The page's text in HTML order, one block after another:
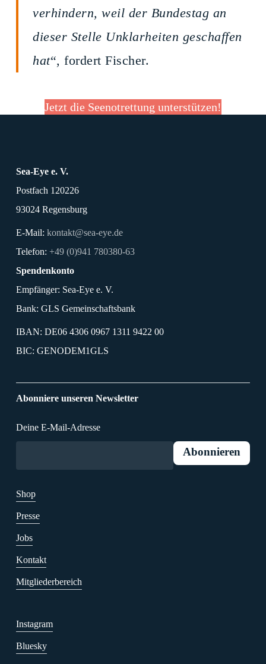
verhindern, weil der Bundestag an
dieser Stelle Unklarheiten geschaffen
hat“, fordert Fischer.
Jetzt die Seenotrettung unterstützen!
Sea-Eye e. V.
Postfach 120226
93024 Regensburg
E-Mail: kontakt@sea-eye.de
Telefon: +49 (0)941 780380-63
Spendenkonto
Empfänger: Sea-Eye e. V.
Bank: GLS Gemeinschaftsbank
IBAN: DE06 4306 0967 1311 9422 00
BIC: GENODEM1GLS
Abonniere unseren Newsletter
Deine E-Mail-Adresse
Shop
Presse
Jobs
Kontakt
Mitgliederbereich
Instagram
Bluesky